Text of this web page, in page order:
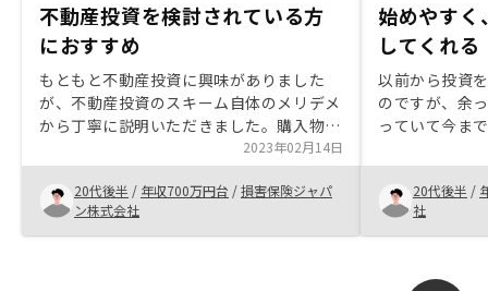
不動産投資を検討されている方
におすすめ
もともと不動産投資に興味がありました
が、不動産投資のスキーム自体のメリデメ
から丁寧に説明いただきました。購入物件
の提案の際にも、良し悪しも含めてフラッ
トな視点でご提案いただけたのも好印象で
した。購入後のアフターケア(管理がアプ
リ完結で便利/空室時の密な連携)がきちん
と期待できるという点も大きかったです。
2023年02月14日
20代後半 / 年収700万円台 /損害保険ジャパ
ン株式会社
始めやすく
してくれる
以前から投資
のですが、余
っていて今ま
商品もすごく
リスクが低い
投資を行う人
20代後半 /
社